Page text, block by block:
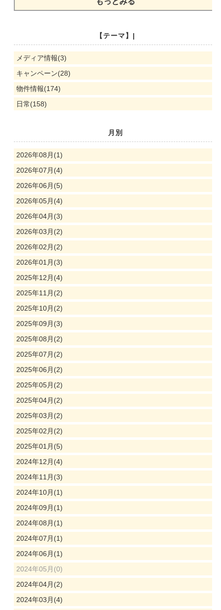
【テーマ】|
メディア情報(3)
キャンペーン(28)
物件情報(174)
日常(158)
月別
2026年08月(1)
2026年07月(4)
2026年06月(5)
2026年05月(4)
2026年04月(3)
2026年03月(2)
2026年02月(2)
2026年01月(3)
2025年12月(4)
2025年11月(2)
2025年10月(2)
2025年09月(3)
2025年08月(2)
2025年07月(2)
2025年06月(2)
2025年05月(2)
2025年04月(2)
2025年03月(2)
2025年02月(2)
2025年01月(5)
2024年12月(4)
2024年11月(3)
2024年10月(1)
2024年09月(1)
2024年08月(1)
2024年07月(1)
2024年06月(1)
2024年05月(0)
2024年04月(2)
2024年03月(4)